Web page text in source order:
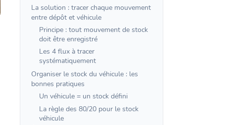
La solution : tracer chaque mouvement
entre dépôt et véhicule
Principe : tout mouvement de stock
doit être enregistré
Les 4 flux à tracer
systématiquement
Organiser le stock du véhicule : les
bonnes pratiques
Un véhicule = un stock défini
La règle des 80/20 pour le stock
véhicule